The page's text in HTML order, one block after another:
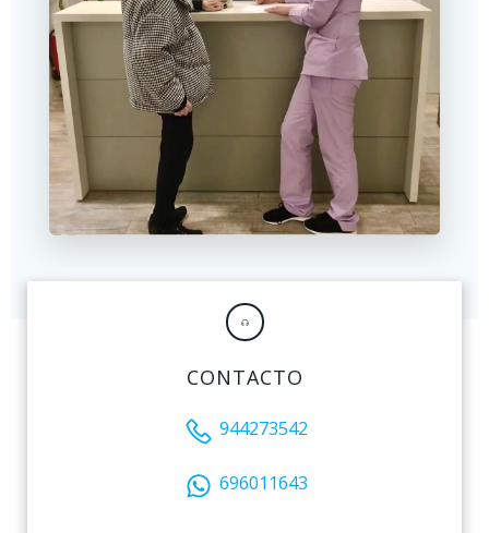
CONTACTO
944273542
696011643